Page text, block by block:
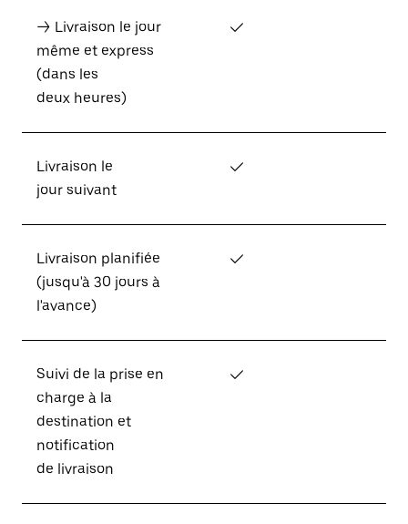
→ Livraison le jour
même et express
(dans les
deux heures)
✓
Livraison le
jour suivant
✓
Livraison planifiée
(jusqu'à 30 jours à
l'avance)
✓
Suivi de la prise en
charge à la
destination et
notification
de livraison
✓